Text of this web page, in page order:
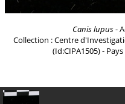
Canis lupus-
Collection : Centre
(Id:CIPA1505) -